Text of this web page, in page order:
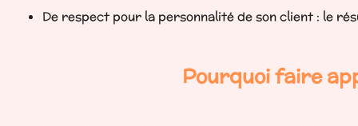
De respect pour la personnalité de son client : le
Pourquoi faire